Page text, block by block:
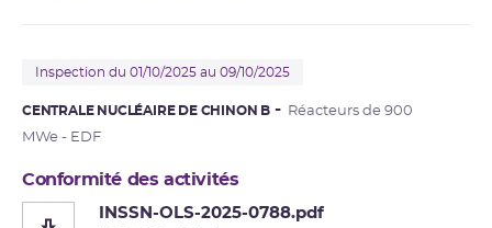
Inspection du 01/10/2025 au 09/10/2025
CENTRALE NUCLÉAIRE DE CHINON B
Réacteurs de 900
MWe - EDF
Conformité des activités
INSSN-OLS-2025-0788.pdf